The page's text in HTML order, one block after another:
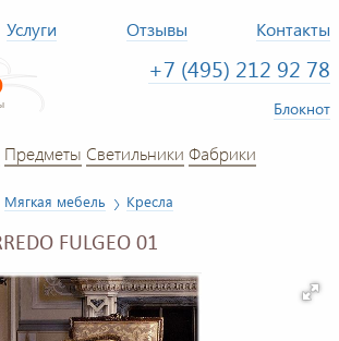
Услуги Отзывы Контакты
+7 (495) 212 92 78
Блокнот
Предметы Светильники Фабрики
Мягкая мебель Кресла
FULGEO 01